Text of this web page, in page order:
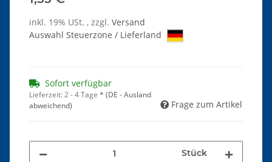
inkl. 19% USt. , zzgl. Versand
Auswahl Steuerzone / Lieferland
Sofort verfügbar
Lieferzeit:2 - 4 Tage * (DE - Ausland
abweichend)
Frage zum Artikel
Stück